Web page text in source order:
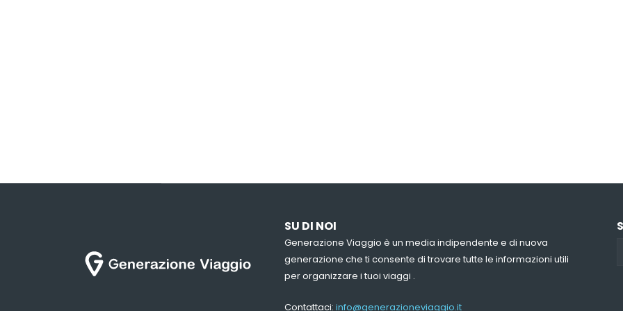
SU DI NOI
Generazione Viaggio è un media indipendente e di nuova
generazione che ti consente di trovare tutte le informazioni utili
per organizzare i tuoi viaggi .
Contattaci: info@generazioneviaggio.it